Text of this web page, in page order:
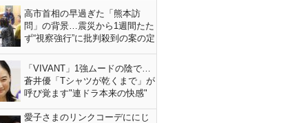
高市首相の早過ぎた「熊本訪
問」の背景…震災から1週間たた
ず“視察強行”に批判殺到の案の定
「VIVANT」1強ムードの陰で…
蒼井優「Tシャツが乾くまで」が
呼び覚ます"連ドラ本来の快感"
愛子さまのリンクコーデににじ